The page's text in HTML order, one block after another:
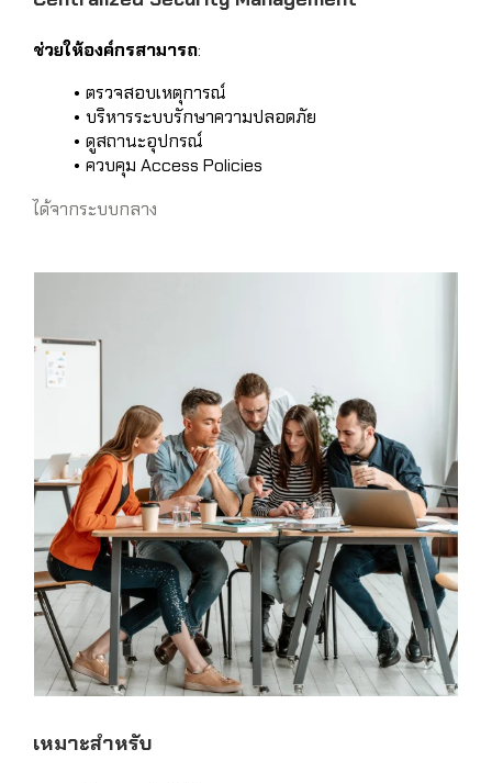
ช่วยให้องค์กรสามารถ:
ตรวจสอบเหตุการณ์
บริหารระบบรักษาความปลอดภัย
ดูสถานะอุปกรณ์
ควบคุม Access Policies
ได้จากระบบกลาง
เหมาะสำหรับ